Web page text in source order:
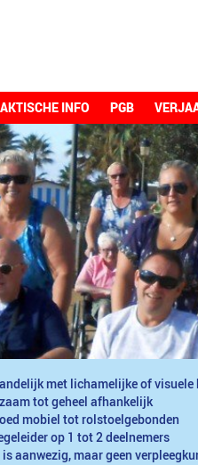
INFO PGB
met lichamelijke of visuele
tot geheel afhankelijk
mobiel tot rolstoelgebonden
op 1 tot 2 deelnemers
aanwezig, maar geen